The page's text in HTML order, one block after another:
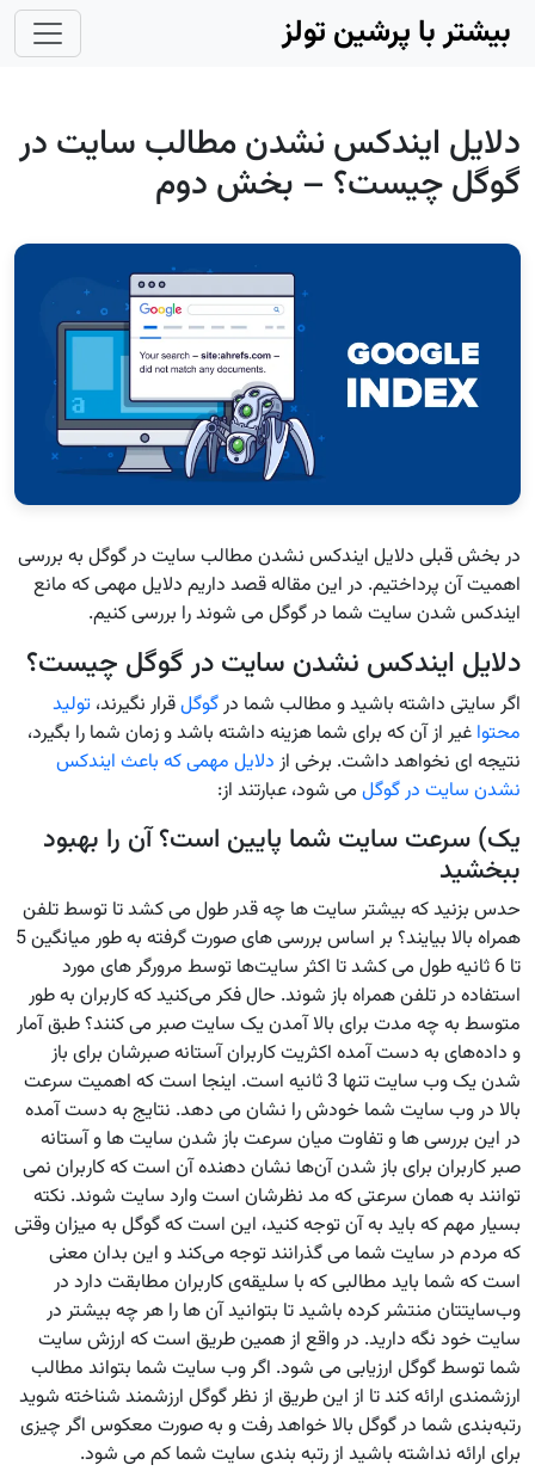
Skip to main content
بیشتر با پرشین تولز
دلایل ایندکس نشدن مطالب سایت در
گوگل چیست؟ – بخش دوم
در بخش قبلی دلایل ایندکس نشدن مطالب سایت در گوگل به بررسی
اهمیت آن پرداختیم. در این مقاله قصد داریم دلایل مهمی که مانع
ایندکس شدن سایت شما در گوگل می شوند را بررسی کنیم.
دلایل ایندکس نشدن سایت در گوگل چیست؟
اگر سایتی داشته باشید و مطالب شما درگوگلقرار نگیرند، تولید
محتوا غیر از آن که برای شما هزینه داشته باشد و زمان شما را بگیرد،
نتیجه ای نخواهد داشت. برخی از دلایل مهمی که باعث ایندکس
نشدن سایت در گوگل می شود، عبارتند از:
یک) سرعت سایت شما پایین است؟ آن را بهبود
ببخشید
حدس بزنید که بیشتر سایت ‌ها چه قدر طول می‌ کشد تا توسط تلفن
همراه بالا بیایند؟ بر اساس بررسی ‌های صورت گرفته به طور میانگین 5
تا 6 ثانیه طول می ‌کشد تا اکثر سایت‌ها توسط مرورگر های مورد
استفاده در تلفن همراه باز شوند. حال فکر می‌کنید که کاربران به طور
متوسط به چه مدت برای بالا آمدن یک سایت صبر می ‌کنند؟ طبق آمار
و داده‌های به دست آمده اکثریت کاربران آستانه صبرشان برای باز
شدن یک وب ‌سایت تنها 3 ثانیه است. اینجا است که اهمیت سرعت
بالا در وب‌ سایت شما خودش را نشان می‌ دهد. نتایج به دست آمده
در این بررسی ‌ها و تفاوت میان سرعت باز شدن سایت ‌ها و آستانه
صبر کاربران برای باز شدن آن‌ها نشان‌ دهنده آن است که کاربران نمی
‌توانند به همان سرعتی که مد نظرشان است وارد سایت شوند. نکته
بسیار مهم که باید به آن توجه کنید، این است که گوگل به میزان وقتی
که مردم در سایت شما می ‌گذرانند توجه می‌کند و این بدان معنی
است که شما باید مطالبی که با سلیقه‌ی کاربران مطابقت دارد در
وب‌سایتتان منتشر کرده باشید تا بتوانید آن ‌ها را هر چه بیشتر در
سایت خود نگه دارید. در واقع از همین طریق است که ارزش سایت
شما توسط گوگل ارزیابی می ‌شود. اگر وب‌ سایت شما بتواند مطالب
ارزشمندی ارائه کند تا از این طریق از نظر گوگل ارزشمند شناخته شوید
رتبه‌بندی شما در گوگل بالا خواهد رفت و به صورت معکوس اگر چیزی
برای ارائه نداشته باشید از رتبه‌ بندی سایت شما کم می ‌شود.